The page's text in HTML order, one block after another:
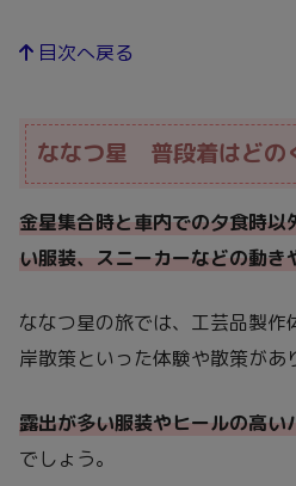
目次へ戻る
ななつ星 普段着はどの
金星集合時と車内での夕食時
い服装、スニーカーなどの動き
ななつ星の旅では、工芸品製
岸散策といった体験や散策があ
露出が多い服装やヒールの高
でしょう。